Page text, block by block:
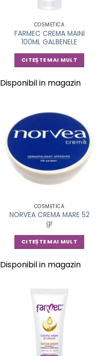
COSMETICA
FARMEC CREMA MAINI
100ML GALBENELE
CITEȘTE MAI MULT
Disponibil in magazin
COSMETICA
NORVEA CREMA MARE 52
gr
CITEȘTE MAI MULT
Disponibil in magazin